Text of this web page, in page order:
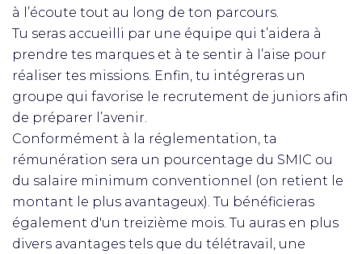
à l’écoute tout au long de ton parcours.
Tu seras accueilli par une équipe qui t’aidera à
prendre tes marques et à te sentir à l’aise pour
réaliser tes missions. Enfin, tu intégreras un
groupe qui favorise le recrutement de juniors afin
de préparer l’avenir.
Conformément à la réglementation, ta
rémunération sera un pourcentage du SMIC ou
du salaire minimum conventionnel (on retient le
montant le plus avantageux). Tu bénéficieras
également d'un treizième mois. Tu auras en plus
divers avantages tels que du télétravail, une